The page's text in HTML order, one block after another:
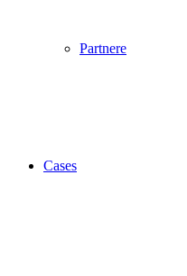
Partnere
Cases